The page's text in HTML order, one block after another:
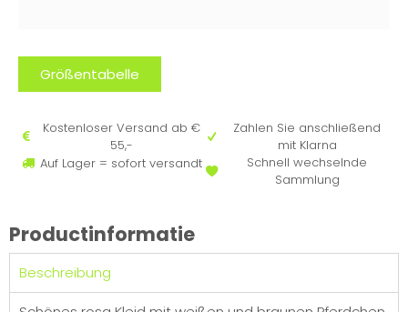
Größentabelle
Kostenloser Versand ab €
55,-
Auf Lager = sofort versandt
Zahlen Sie anschließend
mit Klarna
Schnell wechselnde
Sammlung
Productinformatie
Beschreibung